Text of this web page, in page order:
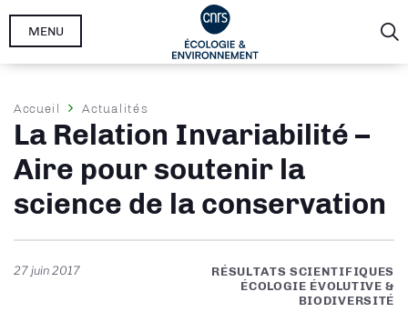
Aller
MENU
Fil
d'Ariane
Accueil Actualités
La Relation Invariabilité –
Aire pour soutenir la
science de la conservation
27 juin 2017
RÉSULTATS SCIENTIFIQUES
ÉCOLOGIE ÉVOLUTIVE &
BIODIVERSITÉ